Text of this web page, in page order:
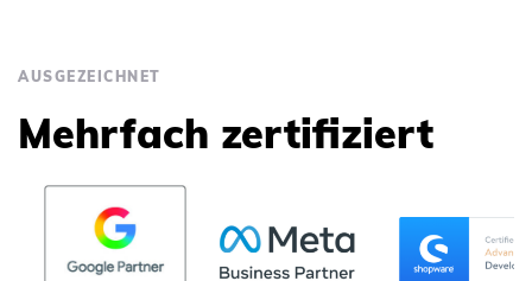
AUSGEZEICHNET
Mehrfach zertifiziert